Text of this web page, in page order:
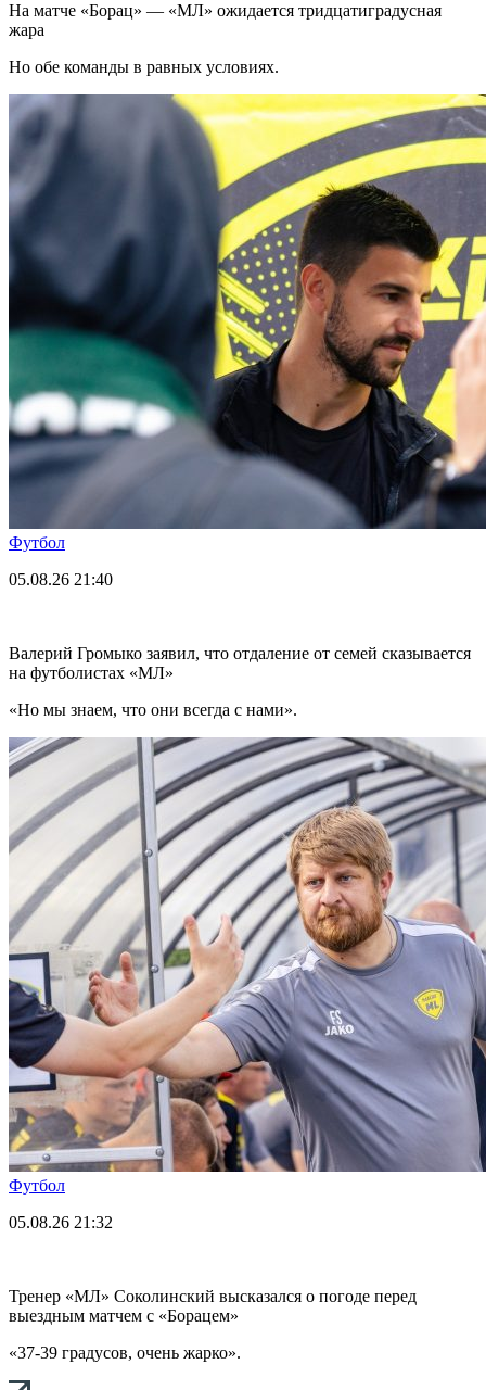
На матче «Борац» — «МЛ» ожидается тридцатиградусная
жара
Но обе команды в равных условиях.
Футбол
05.08.26 21:40
Валерий Громыко заявил, что отдаление от семей сказывается
на футболистах «МЛ»
«Но мы знаем, что они всегда с нами».
Футбол
05.08.26 21:32
Тренер «МЛ» Соколинский высказался о погоде перед
выездным матчем с «Борацем»
«37-39 градусов, очень жарко».